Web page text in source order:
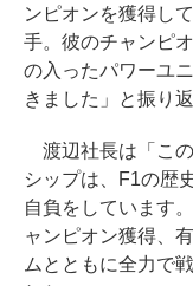
ンピオンを獲得し
手。彼のチャンピ
の入ったパワーユ
きました」と振り返
渡辺社長は「こ
シップは、F1の歴
自負をしています
ャンピオン獲得、
ムとともに全力で